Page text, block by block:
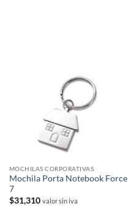
MOCHILAS CORPORATIVAS
Mochila Porta Notebook Force
7
$31,310 valor sin iva